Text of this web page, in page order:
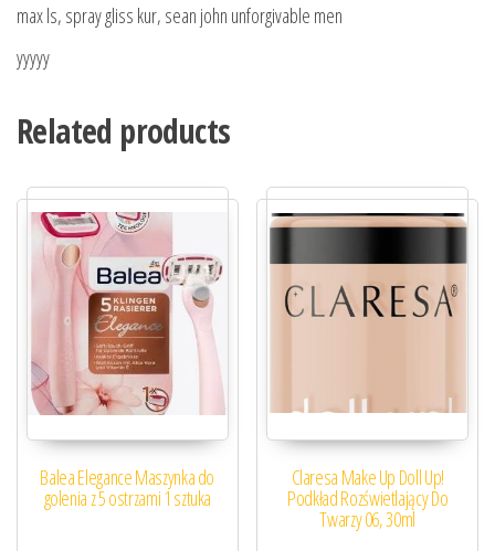
max ls, spray gliss kur, sean john unforgivable men
yyyyy
Related products
Balea Elegance Maszynka do
golenia z 5 ostrzami 1 sztuka
Claresa Make Up Doll Up!
Podkład Rozświetlający Do
Twarzy 06, 30ml